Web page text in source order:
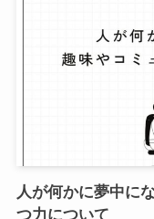
人が何かに夢中に
つ力について